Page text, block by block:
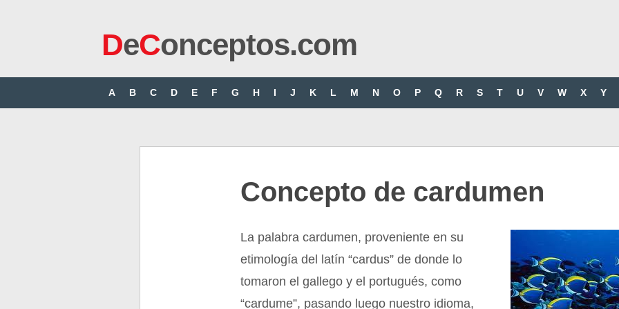
DeConceptos.com
A B C D E F G H I J K L M N O P Q R S T U V W X Y
Concepto de cardumen
La palabra cardumen, proveniente en su
etimología del latín “cardus” de donde lo
tomaron el gallego y el portugués, como
“cardume”, pasando luego nuestro idioma,